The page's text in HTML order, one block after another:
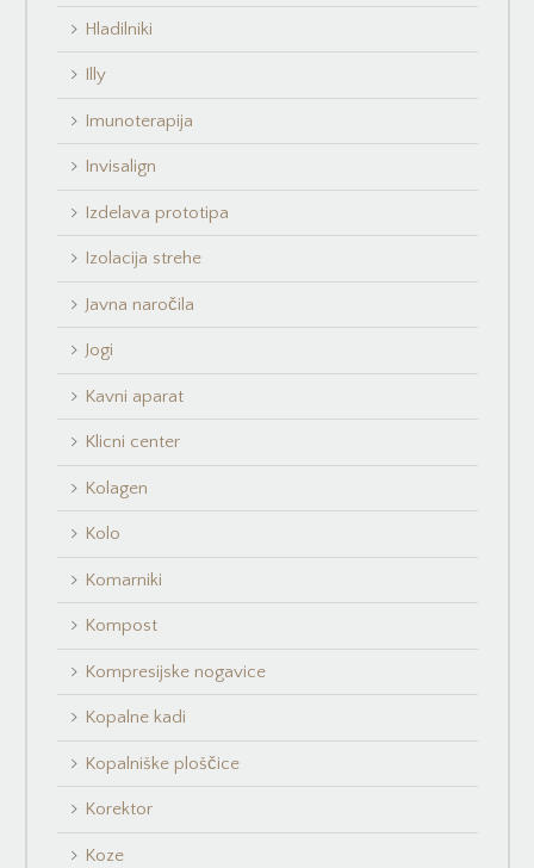
Hladilniki
Illy
Imunoterapija
Invisalign
Izdelava prototipa
Izolacija strehe
Javna naročila
Jogi
Kavni aparat
Klicni center
Kolagen
Kolo
Komarniki
Kompost
Kompresijske nogavice
Kopalne kadi
Kopalniške ploščice
Korektor
Koze